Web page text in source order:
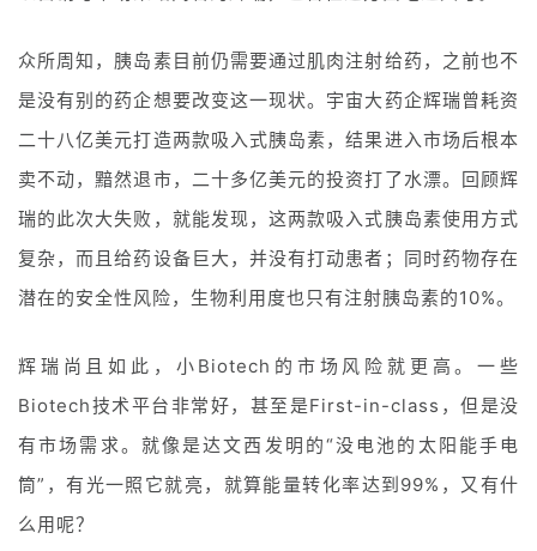
众所周知，胰岛素目前仍需要通过肌肉注射给药，之前也不
是没有别的药企想要改变这一现状。宇宙大药企辉瑞曾耗资
二十八亿美元打造两款吸入式胰岛素，结果进入市场后根本
卖不动，黯然退市，二十多亿美元的投资打了水漂。回顾辉
瑞的此次大失败，就能发现，这两款吸入式胰岛素使用方式
复杂，而且给药设备巨大，并没有打动患者；同时药物存在
潜在的安全性风险，生物利用度也只有注射胰岛素的10%。
辉瑞尚且如此，小Biotech的市场风险就更高。一些
Biotech技术平台非常好，甚至是First-in-class，但是没
有市场需求。就像是达文西发明的“没电池的太阳能手电
筒”，有光一照它就亮，就算能量转化率达到99%，又有什
么用呢？